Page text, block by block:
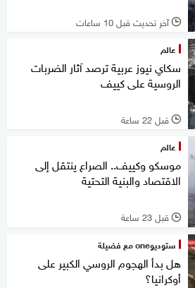
l آخر تحديث قبل 10 ساعات
عالم
سكاي نيوز عربية ترصد آثار الضربات
الروسية على كييف
l قبل 22 ساعة
عالم
موسكو وكييف.. الصراع ينتقل إلى
الاقتصاد والبنية التحتية
l قبل 23 ساعة
ستوديوone مع فضيلة
هل بدأ الهجوم الروسي الكبير على
أوكرانيا؟